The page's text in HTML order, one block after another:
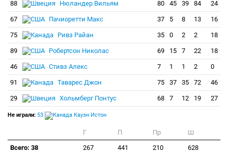
88 Нюландер Вильям 80 45 39 84 24
67 Пачиоретти Макс 37 5 8 13 16
75 Ривз Райан 35 0 2 2 18
89 Робертсон Николас 69 15 7 22 18
46 Стивз Алекс 7 1 1 2 0
91 Таварес Джон 75 37 35 72 46
29 Хольмберг Понтус 68 7 12 19 27
Не играли: 53 Кауэн Истон
Г П Пр
Ш
Всего: 38
267 441 210 628